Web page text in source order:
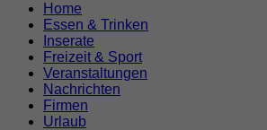
Home
Essen & Trinken
Inserate
Freizeit & Sport
Veranstaltungen
Nachrichten
Firmen
Urlaub